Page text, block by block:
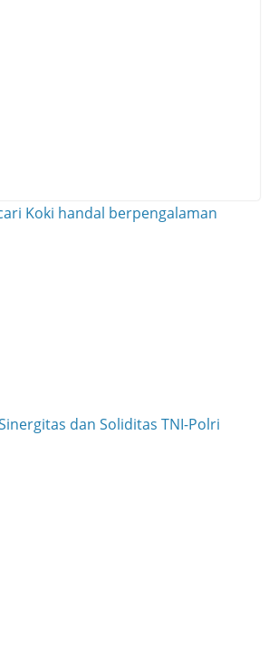
Koki handal berpengalaman
dan Soliditas TNI-Polri